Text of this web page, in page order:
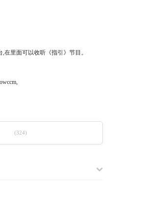
在里面可以收听《指引》节目。
(324)